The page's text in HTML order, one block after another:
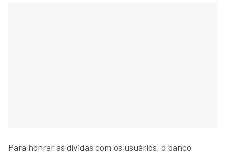
Para honrar as dívidas com os usuários, o banco